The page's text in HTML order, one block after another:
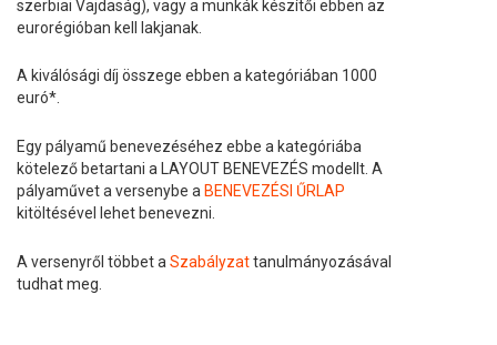
szerbiai Vajdaság), vagy a munkák készítői ebben az
eurorégióban kell lakjanak.
A kiválósági díj összege ebben a kategóriában 1000
euró*.
Egy pályamű benevezéséhez ebbe a kategóriába
kötelező betartani a LAYOUT BENEVEZÉS modellt. A
pályaművet a versenybe a BENEVEZÉSI ŰRLAP
kitöltésével lehet benevezni.
A versenyről többet a Szabályzattanulmányozásával
tudhat meg.